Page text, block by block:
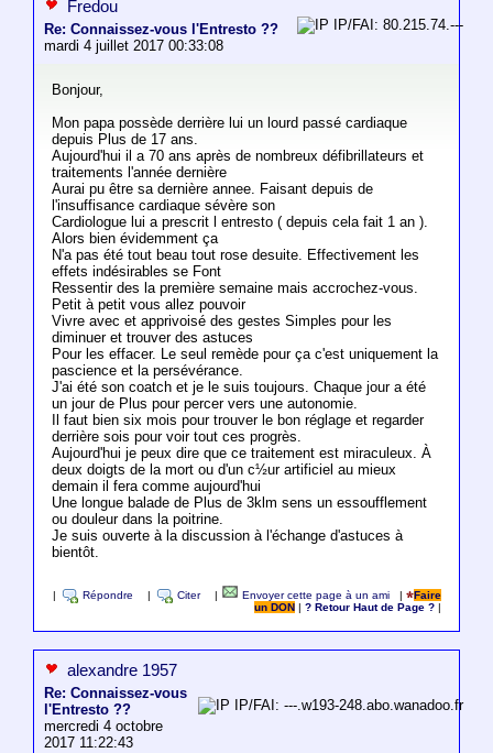
Fredou
Re: Connaissez-vous l'Entresto ??
mardi 4 juillet 2017 00:33:08
IP/FAI: 80.215.74.---
Bonjour,
Mon papa possède derrière lui un lourd passé cardiaque
depuis Plus de 17 ans.
Aujourd'hui il a 70 ans après de nombreux défibrillateurs et
traitements l'année dernière
Aurai pu être sa dernière annee. Faisant depuis de
l'insuffisance cardiaque sévère son
Cardiologue lui a prescrit l entresto ( depuis cela fait 1 an ).
Alors bien évidemment ça
N'a pas été tout beau tout rose desuite. Effectivement les
effets indésirables se Font
Ressentir des la première semaine mais accrochez-vous.
Petit à petit vous allez pouvoir
Vivre avec et apprivoisé des gestes Simples pour les
diminuer et trouver des astuces
Pour les effacer. Le seul remède pour ça c'est uniquement la
pascience et la persévérance.
J'ai été son coatch et je le suis toujours. Chaque jour a été
un jour de Plus pour percer vers une autonomie.
Il faut bien six mois pour trouver le bon réglage et regarder
derrière sois pour voir tout ces progrès.
Aujourd'hui je peux dire que ce traitement est miraculeux. À
deux doigts de la mort ou d'un c½ur artificiel au mieux
demain il fera comme aujourd'hui
Une longue balade de Plus de 3klm sens un essoufflement
ou douleur dans la poitrine.
Je suis ouverte à la discussion à l'échange d'astuces à
bientôt.
Répondre Citer Envoyer cette page à un ami |
Faire
un DON
|? Retour Haut de Page ?
alexandre 1957
Re: Connaissez-vous
l'Entresto ??
mercredi 4 octobre
2017 11:22:43
IP/FAI: ---.w193-248.abo.wanadoo.fr